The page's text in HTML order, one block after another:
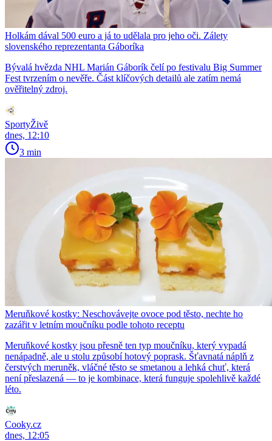
Holkám dával 500 euro a já to udělala pro jeho oči. Zálety
slovenského reprezentanta Gáboríka
Bývalá hvězda NHL Marián Gáborík čelí po festivalu Big Summer
Fest tvrzením o nevěře. Část klíčových detailů ale zatím nemá
ověřitelný zdroj.
SportyŽivě
dnes, 12:10
3 min
Meruňkové kostky: Neschovávejte ovoce pod těsto, nechte ho
zazářit v letním moučníku podle tohoto receptu
Meruňkové kostky jsou přesně ten typ moučníku, který vypadá
nenápadně, ale u stolu způsobí hotový poprask. Šťavnatá náplň z
čerstvých meruněk, vláčné těsto se smetanou a lehká chuť, která
není přeslazená — to je kombinace, která funguje spolehlivě každé
léto.
Cooky.cz
dnes, 12:05